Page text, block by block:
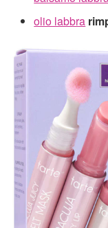
olio labbra